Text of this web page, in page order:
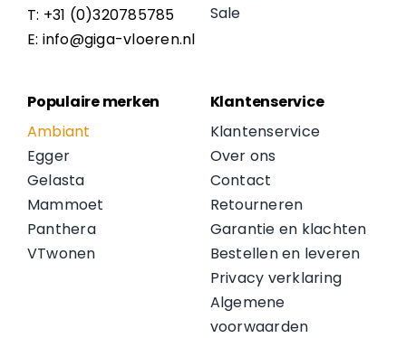
T: +31 (0)320785785
E: info@giga-vloeren.nl
Sale
Populaire merken
Ambiant
Egger
Gelasta
Mammoet
Panthera
VTwonen
Klantenservice
Klantenservice
Over ons
Contact
Retourneren
Garantie en klachten
Bestellen en leveren
Privacy verklaring
Algemene
voorwaarden